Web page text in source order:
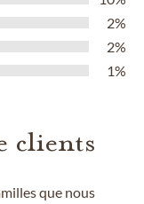
2%
2%
1%
clients
que nous